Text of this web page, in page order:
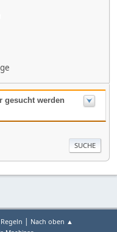
gesucht werden
| Nach oben ▲